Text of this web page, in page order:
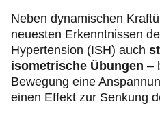
Neben dynamischen
neuesten Erkenntnissen
Hypertension (ISH) auch
isometrische Übungen –
Bewegung eine
einen Effekt zur Senkung